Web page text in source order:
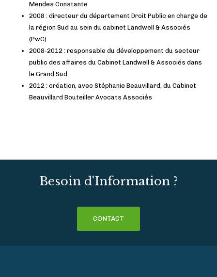
Mendes Constante
2008 : directeur du département Droit Public en charge de
la région Sud au sein du cabinet Landwell & Associés
(PwC)
2008-2012 : responsable du développement du secteur
public des affaires du Cabinet Landwell & Associés dans
le Grand Sud
2012 : création, avec Stéphanie Beauvillard, du Cabinet
Beauvillard Bouteiller Avocats Associés
Besoin d'Information ?
CONTACT